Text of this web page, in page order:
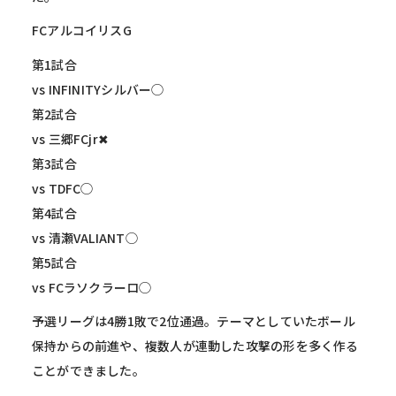
FCアルコイリスG
第1試合
vs INFINITYシルバー◯
第2試合
vs 三郷FCjr✖︎
第3試合
vs TDFC◯
第4試合
vs 清瀬VALIANT◯
第5試合
vs FCラソクラーロ◯
予選リーグは4勝1敗で2位通過。テーマとしていたボール
保持からの前進や、複数人が連動した攻撃の形を多く作る
ことができました。